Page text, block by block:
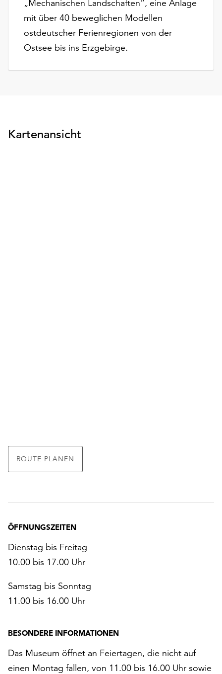
„Mechanischen Landschaften“, eine Anlage
mit über 40 beweglichen Modellen
ostdeutscher Ferienregionen von der
Ostsee bis ins Erzgebirge.
Kartenansicht
ROUTE PLANEN
ÖFFNUNGSZEITEN
Dienstag bis Freitag
10.00 bis 17.00 Uhr
Samstag bis Sonntag
11.00 bis 16.00 Uhr
BESONDERE INFORMATIONEN
Das Museum öffnet an Feiertagen, die nicht auf
einen Montag fallen, von 11.00 bis 16.00 Uhr sowie